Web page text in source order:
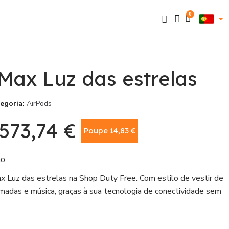
Luz das estrelas
AirPods
573,74 € Poupe 14,83 €
Luz das estrelas na Shop Duty Free. Com estilo de vestir de
e música, graças à sua tecnologia de conectividade sem
proporcionam um som envolvente, enquanto o